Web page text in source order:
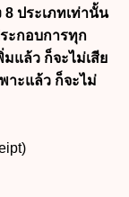
8 ประเภทเท่านั้น
ะกอบการทุก
แล้ว ก็จะไม่เสีย
าะแล้ว ก็จะไม่